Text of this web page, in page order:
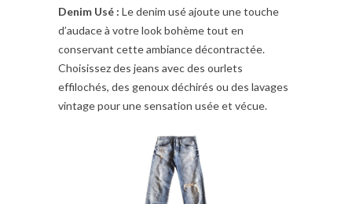
Denim Usé : Le denim usé ajoute une touche
d’audace à votre look bohème tout en
conservant cette ambiance décontractée.
Choisissez des jeans avec des ourlets
effilochés, des genoux déchirés ou des lavages
vintage pour une sensation usée et vécue.